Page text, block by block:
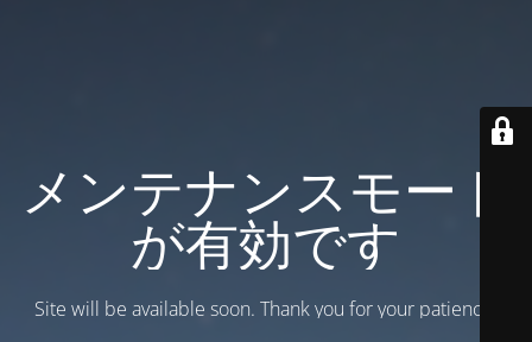
メンテナンスモード
が有効です
Site will be available soon. Thank you for your patience!